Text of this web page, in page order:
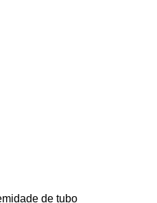
de tubo